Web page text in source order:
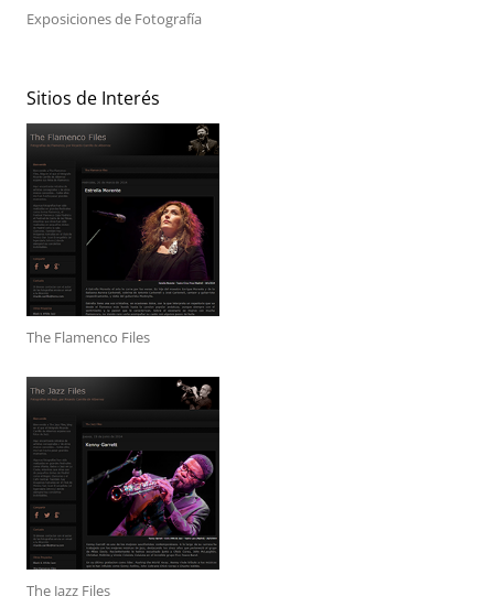
Exposiciones de Fotografía
Sitios de Interés
The Flamenco Files
The Jazz Files